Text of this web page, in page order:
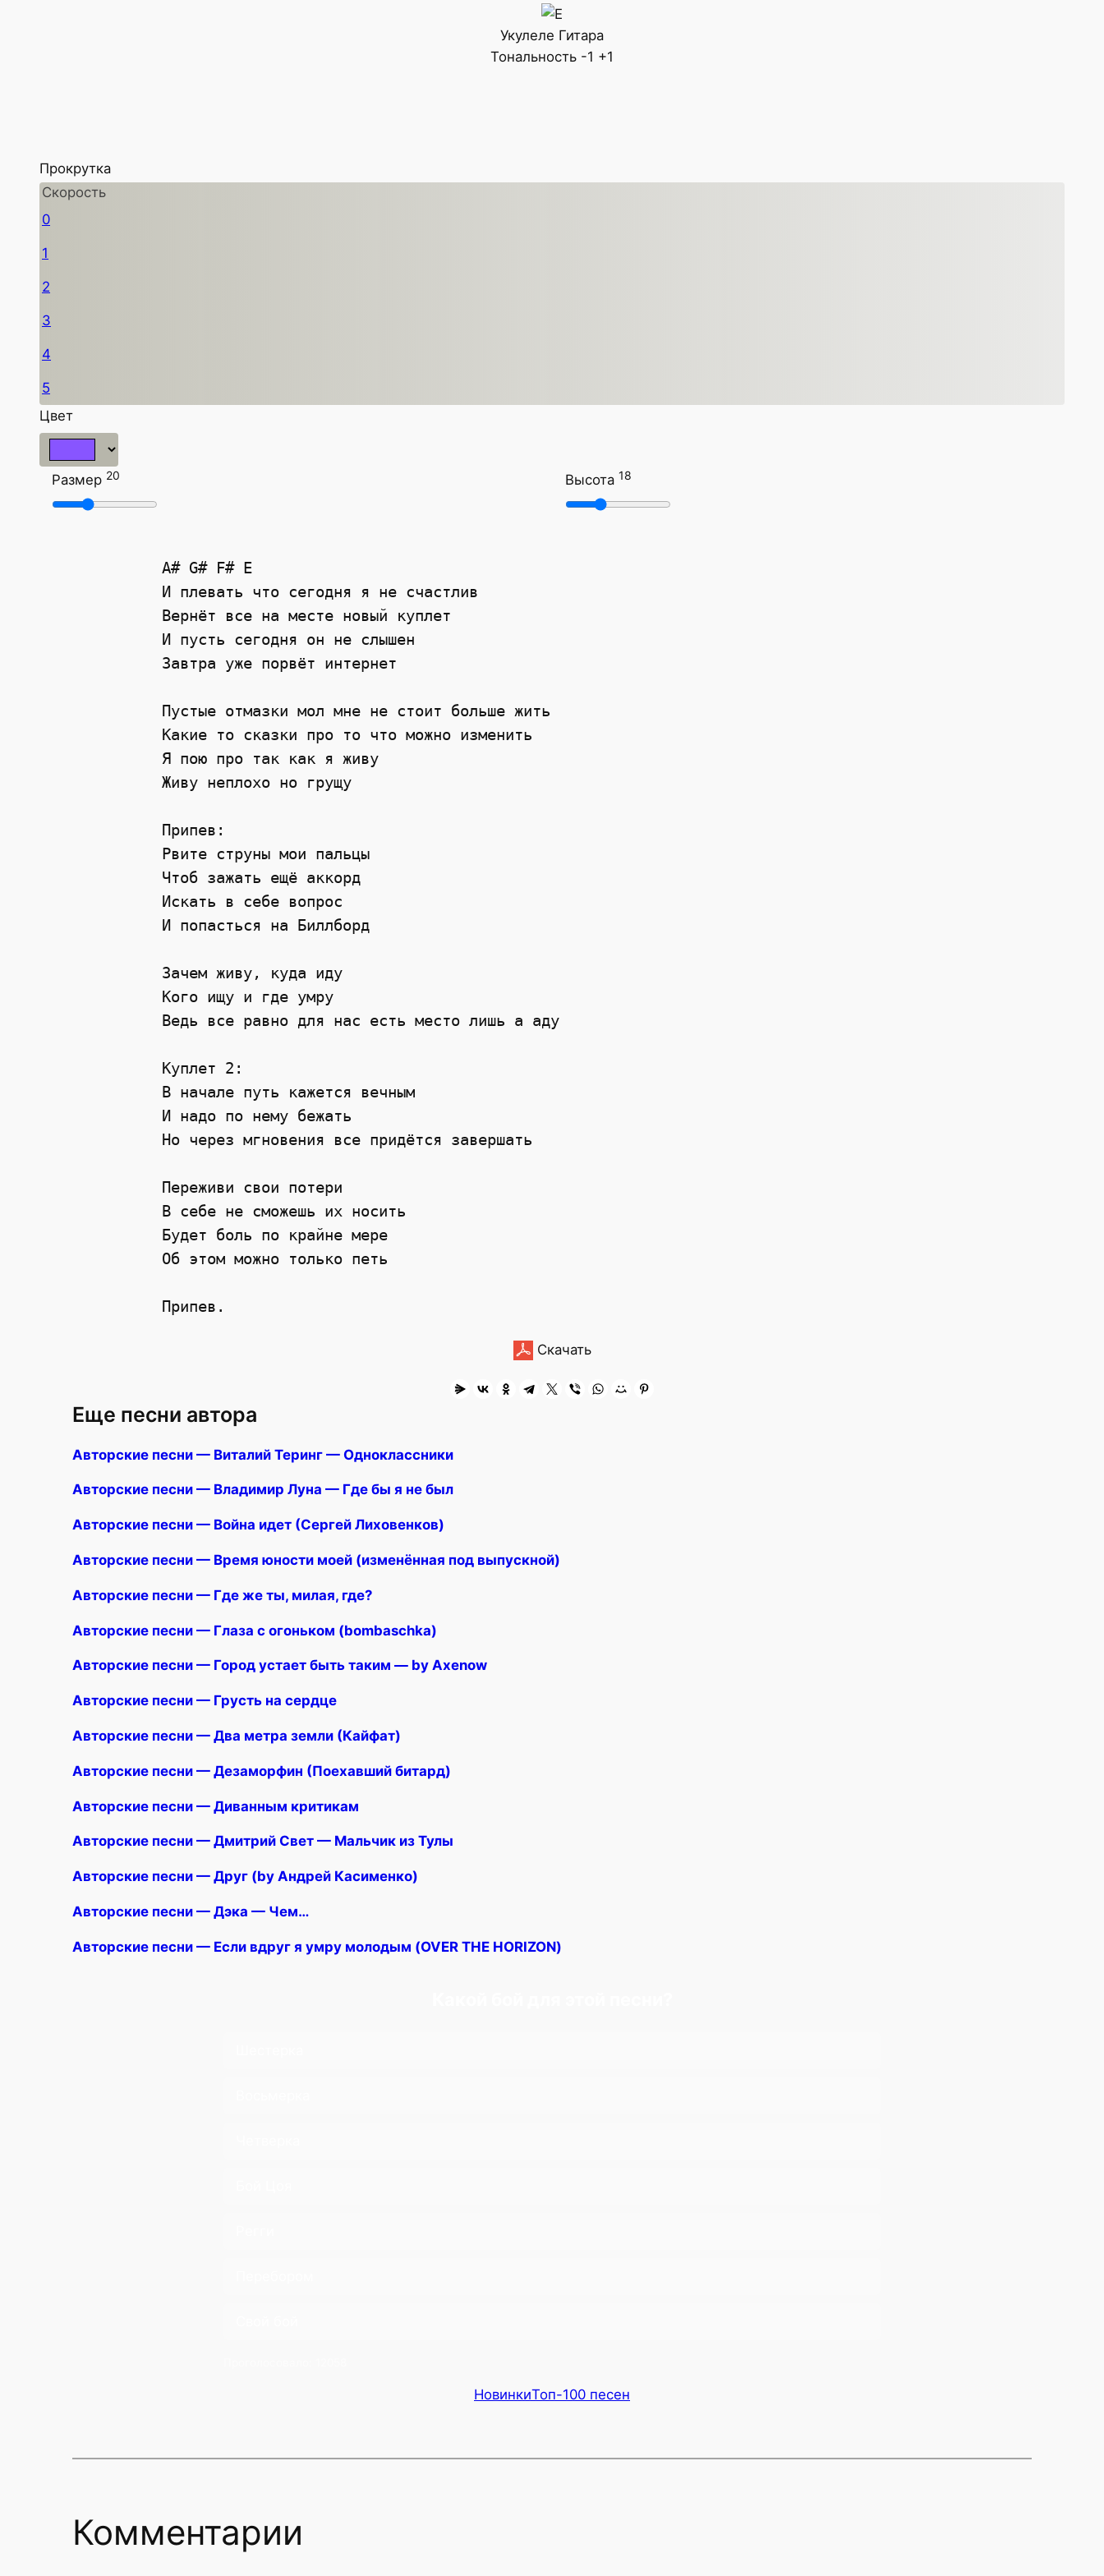
Укулеле Гитара
Тональность -1 +1
Прокрутка
Скорость
0
1
2
3
4
5
Цвет
Размер 20 Высота 18
A# G# F# E
И плевать что сегодня я не счастлив
Вернёт все на месте новый куплет
И пусть сегодня он не слышен
Завтра уже порвёт интернет
Пустые отмазки мол мне не стоит больше жить
Какие то сказки про то что можно изменить
Я пою про так как я живу
Живу неплохо но грущу
Припев:
Рвите струны мои пальцы
Чтоб зажать ещё аккорд
Искать в себе вопрос
И попасться на Биллборд
Зачем живу, куда иду
Кого ищу и где умру
Ведь все равно для нас есть место лишь а аду
Куплет 2:
В начале путь кажется вечным
И надо по нему бежать
Но через мгновения все придётся завершать
Переживи свои потери
В себе не сможешь их носить
Будет боль по крайне мере
Об этом можно только петь
Припев.
Скачать
Еще песни автора
Авторские песни — Виталий Теринг — Одноклассники
Авторские песни — Владимир Луна — Где бы я не был
Авторские песни — Война идет (Сергей Лиховенков)
Авторские песни — Время юности моей (изменённая под выпускной)
Авторские песни — Где же ты, милая, где?
Авторские песни — Глаза с огоньком (bombaschka)
Авторские песни — Город устает быть таким — by Axenow
Авторские песни — Грусть на сердце
Авторские песни — Два метра земли (Кайфат)
Авторские песни — Дезаморфин (Поехавший битард)
Авторские песни — Диванным критикам
Авторские песни — Дмитрий Свет — Мальчик из Тулы
Авторские песни — Друг (by Андрей Касименко)
Авторские песни — Дэка — Чем…
Авторские песни — Если вдруг я умру молодым (OVER THE HORIZON)
НовинкиТоп-100 песен
Комментарии